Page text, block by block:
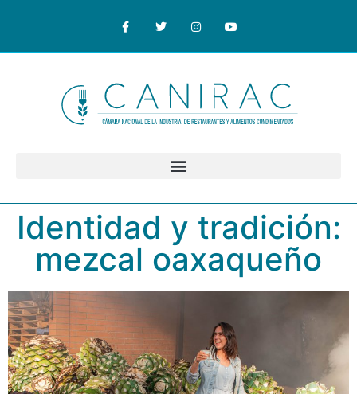
Identidad y tradición:
mezcal oaxaqueño